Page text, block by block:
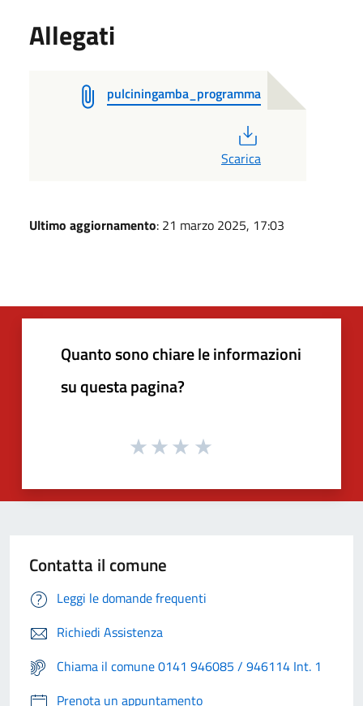
Allegati
pulciningamba_programma
Scarica
Ultimo aggiornamento: 21 marzo 2025, 17:03
Quanto sono chiare le informazioni
su questa pagina?
Contatta il comune
Leggi le domande frequenti
Richiedi Assistenza
Chiama il comune 0141 946085 / 946114 Int. 1
Prenota un appuntamento